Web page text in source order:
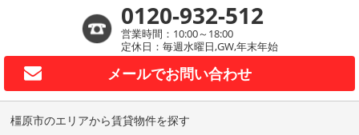
0120-932-512
営業時間：10:00～18:00
定休日：毎週水曜日,GW,年末年始
メールでお問い合わせ
橿原市のエリアから賃貸物件を探す